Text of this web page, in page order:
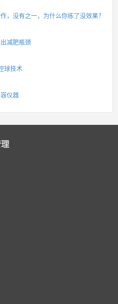
，没有之一，为什么你练了没效果？
减肥瓶颈
球技术
仪器